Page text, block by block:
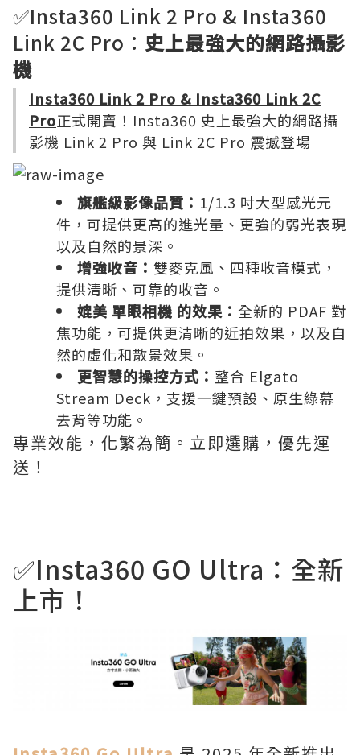
✅Insta360 Link 2 Pro & Insta360
Link 2C Pro： 史上最強大的網路攝影
機
Insta360 Link 2 Pro & Insta360 Link 2C
Pro正式開賣！Insta360 史上最強大的網路攝
影機 Link 2 Pro 與 Link 2C Pro 震撼登場
旗艦級影像品質： 1/1.3 吋大型感光元
件，可提供更高的進光量、更強的弱光表現
以及自然的景深。
增強收音： 雙麥克風、四種收音模式，
提供清晰、可靠的收音。
媲美 單眼相機 的效果： 全新的 PDAF 對
焦功能，可提供更清晰的近拍效果，以及自
然的虛化和散景效果。
更智慧的操控方式： 整合 Elgato
Stream Deck，支援一鍵預設、原生綠幕
去背等功能。
專業效能，化繁為簡。立即選購，優先運
送！
✅Insta360 GO Ultra：全新
上市！